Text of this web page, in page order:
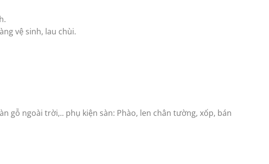
vệ sinh, lau chùi.
gỗ ngoài trời,.. phụ kiện sàn: Phào, len chân tường, xốp, bán